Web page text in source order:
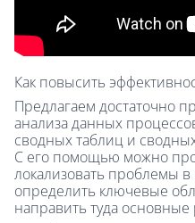
Как повысить
Предлагаем достаточно
анализа данных
сводных таблиц и
С его помощью можно
локализовать проблемы
определить ключевые
направить туда основные